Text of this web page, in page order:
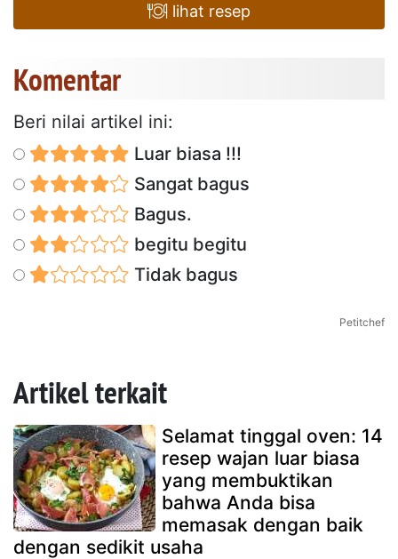
lihat resep
Komentar
Beri nilai artikel ini:
Luar biasa !!!
Sangat bagus
Bagus.
begitu begitu
Tidak bagus
Petitchef
Artikel terkait
Selamat tinggal oven: 14
resep wajan luar biasa
yang membuktikan
bahwa Anda bisa
memasak dengan baik
dengan sedikit usaha